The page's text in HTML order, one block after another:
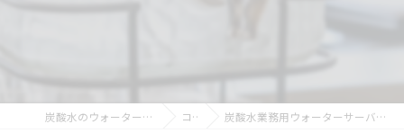
炭酸水のウォーターサーバーならMTN株式会社 コラム 炭酸水業務用ウォーターサーバー設置工事費用と無料条件を徹底比較